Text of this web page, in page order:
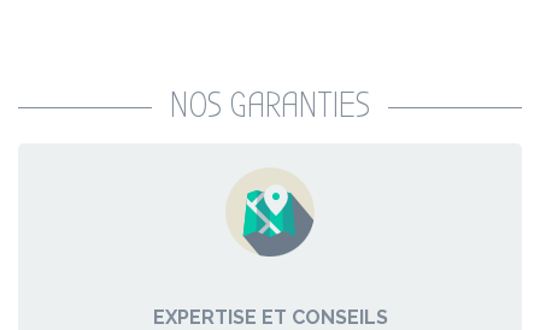
NOS GARANTIES
EXPERTISE ET CONSEILS